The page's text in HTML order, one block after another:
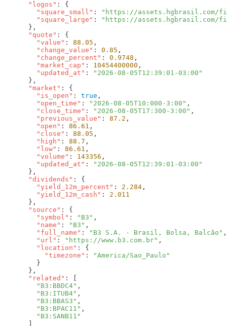
      "logos"
        "square_small"
:
"https://assets.hgbrasil.com/
        "square_large"
:
      "quote"
        "value"
: 88.05
        "change_value"
: 0.85
        "change_percent"
: 0.9748
        "market_cap"
: 10454400000
        "updated_at"
:
      "market"
        "is_open"
: true
        "open_time"
: "2026-08-05T10:000-3:00"
        "close_time"
: "2026-08-05T17:300-3:00"
        "previous_value"
: 87.2
        "open"
: 86.61
        "close"
: 88.05
        "high"
: 88.7
        "low"
: 86.61
        "volume"
: 143356
        "updated_at"
:
      "dividends"
        "yield_12m_percent"
: 2.284
        "yield_12m_cash"
:
      "source"
        "symbol"
: "B3"
        "name"
: "B3"
        "full_name"
:
"B3 S.A. - Brasil, Bolsa, Balcão"
        "url"
: "https://www.b3.com.br"
        "location"
          "timezone"
:
      "related"
        "B3:BBDC4"
        "B3:ITUB4"
        "B3:BBAS3"
        "B3:BPAC11"